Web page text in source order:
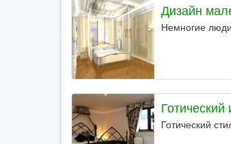
Дизайн
Немногие
Готический